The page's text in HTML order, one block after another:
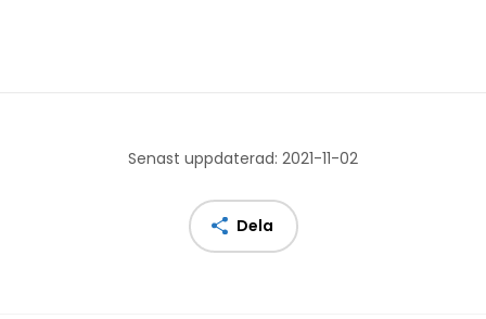
Senast uppdaterad: 2021-11-02
Dela